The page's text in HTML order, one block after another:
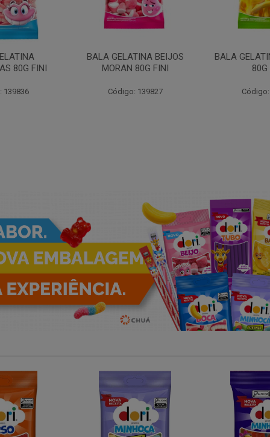
80G FINI
139836
BALA GELATINA BEIJOS
MORAN 80G FINI
Código: 139827
BALA
80G